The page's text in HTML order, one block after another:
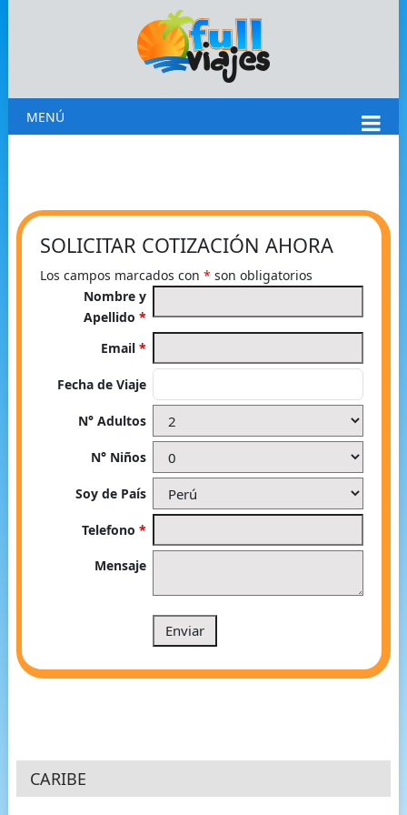
MENÚ
SOLICITAR COTIZACIÓN AHORA
Los campos marcados con * son obligatorios
Nombre y
Apellido*
Email*
Fecha de Viaje
N° Adultos
N° Niños
Soy de País
Telefono*
Mensaje
CARIBE